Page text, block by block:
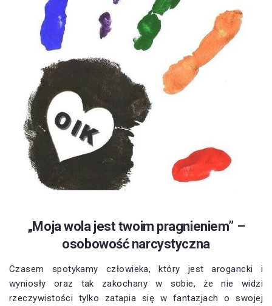
„Moja wola jest twoim pragnieniem” –
osobowość narcystyczna
Czasem spotykamy człowieka, który jest arogancki i
wyniosły oraz tak zakochany w sobie, że nie widzi
rzeczywistości tylko zatapia się w fantazjach o swojej